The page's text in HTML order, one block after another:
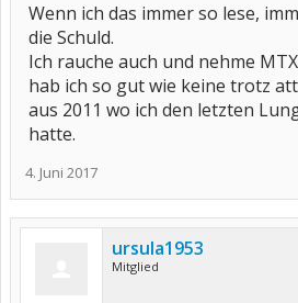
Wenn ich das immer so lese,
die Schuld.
Ich rauche auch und nehme
hab ich so gut wie keine trotz
aus 2011 wo ich den letzten
hatte.
4. Juni 2017
ursula1953
Mitglied